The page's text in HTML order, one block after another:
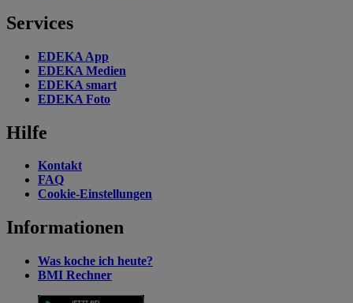
Services
EDEKA App
EDEKA Medien
EDEKA smart
EDEKA Foto
Hilfe
Kontakt
FAQ
Cookie-Einstellungen
Informationen
Was koche ich heute?
BMI Rechner